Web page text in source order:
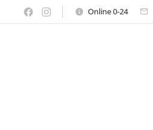
Online 0-24